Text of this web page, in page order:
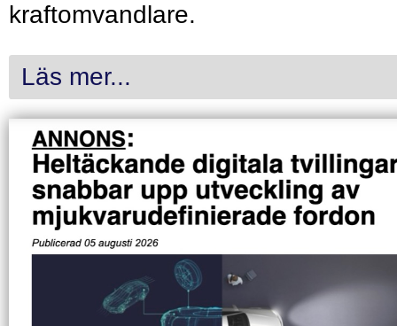
kraftomvandlare.
Läs mer...